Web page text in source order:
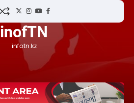
TwitterInstagram
YouTubeFacebook
inofTN
infotn.kz